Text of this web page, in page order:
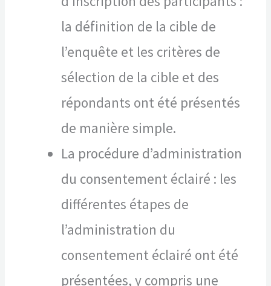
la définition de la cible de
l’enquête et les critères de
sélection de la cible et des
répondants ont été présentés
de manière simple.
La procédure d’administration
du consentement éclairé : les
différentes étapes de
l’administration du
consentement éclairé ont été
présentées, y compris une